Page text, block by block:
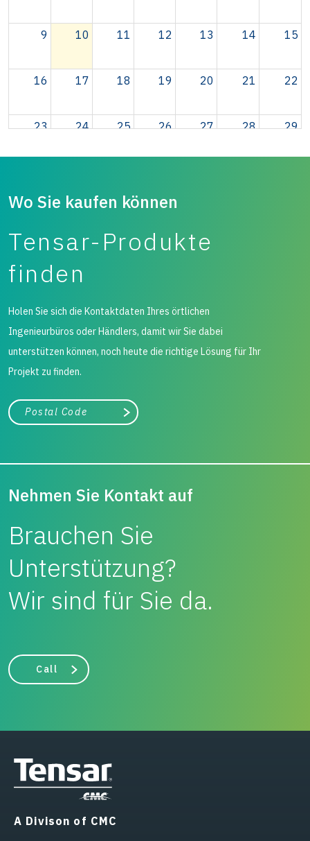
9 10 11 12 13 14 15
16 17 18 19 20 21 22
23 24 25 26 27 28 29
Wo Sie kaufen können
Tensar-Produkte
finden
Holen Sie sich die Kontaktdaten Ihres örtlichen
Ingenieurbüros oder Händlers, damit wir Sie dabei
unterstützen können, noch heute die richtige Lösung für Ihr
Projekt zu finden.
Stadt, Bundesland
Suche
Nehmen Sie Kontakt auf
Brauchen Sie
Unterstützung?
Wir sind für Sie da.
Call
A Divison of CMC